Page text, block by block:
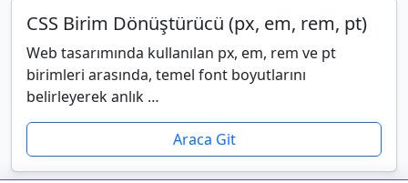
CSS Birim Dönüştürücü (px, em, rem, pt)
Web tasarımında kullanılan px, em, rem ve pt
birimleri arasında, temel font boyutlarını
belirleyerek anlık …
Araca Git